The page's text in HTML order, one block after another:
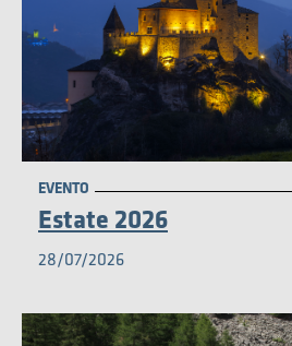
Estate 2026
28/07/2026
MUSEO
EVENTO